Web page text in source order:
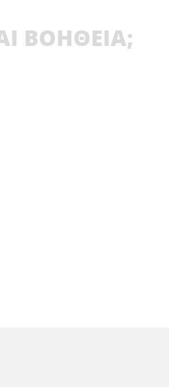
ΒΟΗΘΕΙΑ;